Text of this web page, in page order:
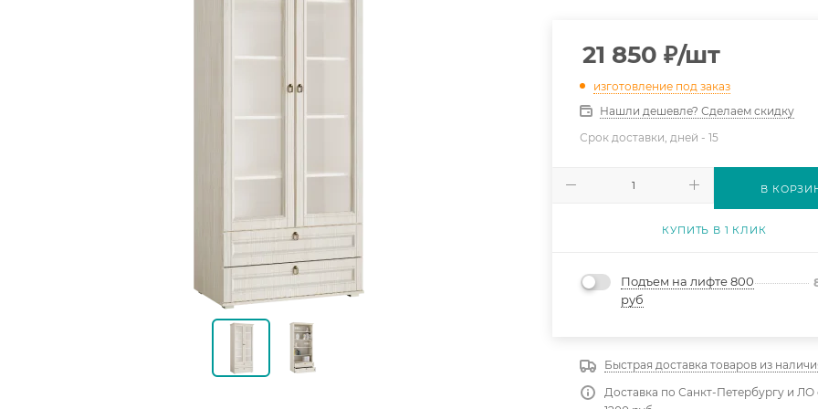
21 850 ₽/шт
изготовление под заказ
Нашли дешевле? Сделаем скидку
Срок доставки, дней -15
В
КУПИТЬ В 1 КЛИК
Подъем на лифте 800
руб
Быстрая доставка товаров из
Доставка по Санкт-Петербургу и ЛО